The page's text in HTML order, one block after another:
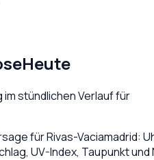
Heute
stündlichen Verlauf für
fürRivas-Vaciamadrid:
UV-Index, Taupunkt